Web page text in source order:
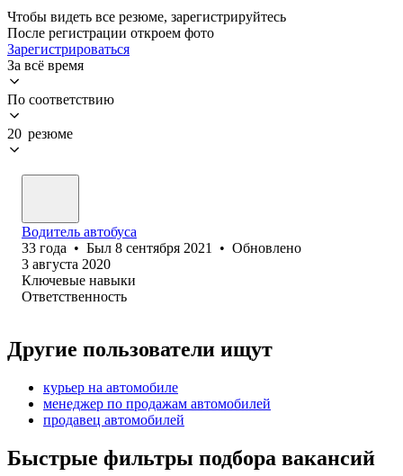
Чтобы видеть все резюме, зарегистрируйтесь
После регистрации откроем фото
Зарегистрироваться
За всё время
По соответствию
20 резюме
Водитель автобуса
33 года • Был 8 сентября 2021 • Обновлено
3 августа 2020
Ключевые навыки
Ответственность
Другие пользователи ищут
курьер на автомобиле
менеджер по продажам автомобилей
продавец автомобилей
Быстрые фильтры подбора вакансий